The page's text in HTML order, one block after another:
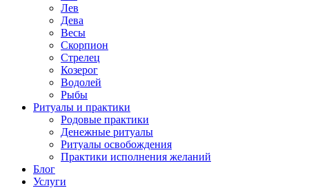
Лев
Дева
Весы
Скорпион
Стрелец
Козерог
Водолей
Рыбы
Ритуалы и практики
Родовые практики
Денежные ритуалы
Ритуалы освобождения
Практики исполнения желаний
Блог
Услуги